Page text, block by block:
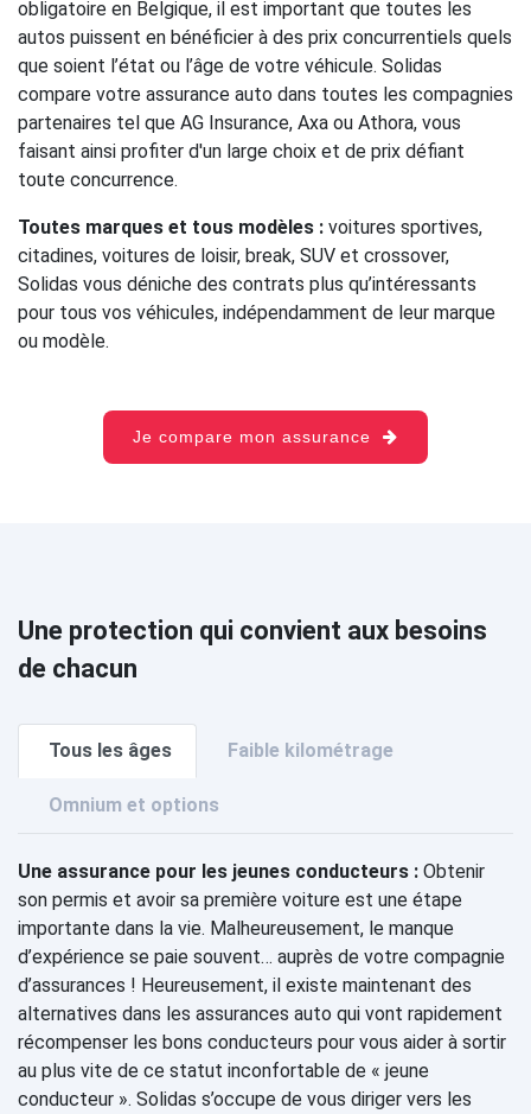
obligatoire en Belgique, il est important que toutes les
autos puissent en bénéficier à des prix concurrentiels quels
que soient l’état ou l’âge de votre véhicule. Solidas
compare votre assurance auto dans toutes les compagnies
partenaires tel que AG Insurance, Axa ou Athora, vous
faisant ainsi profiter d'un large choix et de prix défiant
toute concurrence.
Toutes marques et tous modèles : voitures sportives,
citadines, voitures de loisir, break, SUV et crossover,
Solidas vous déniche des contrats plus qu’intéressants
pour tous vos véhicules, indépendamment de leur marque
ou modèle.
Je compare mon assurance
Une protection qui convient aux besoins
de chacun
Tous les âges Faible kilométrage
Omnium et options
Une assurance pour les jeunes conducteurs : Obtenir
son permis et avoir sa première voiture est une étape
importante dans la vie. Malheureusement, le manque
d’expérience se paie souvent… auprès de votre compagnie
d’assurances ! Heureusement, il existe maintenant des
alternatives dans les assurances auto qui vont rapidement
récompenser les bons conducteurs pour vous aider à sortir
au plus vite de ce statut inconfortable de « jeune
conducteur ». Solidas s’occupe de vous diriger vers les